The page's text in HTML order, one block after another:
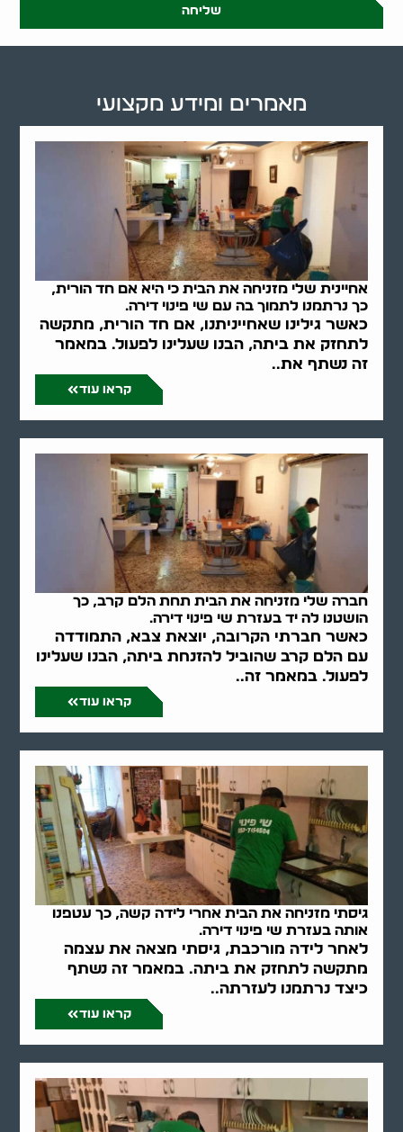
שליחה
אחיינית שלי מזניחה את הבית כי היא אם חד הורית,
כך נרתמנו לתמוך בה עם שי פינוי דירה.
כאשר גילינו שאחייניתנו, אם חד הורית, מתקשה
לתחזק את ביתה, הבנו שעלינו לפעול. במאמר
זה נשתף את..
קראו עוד
חברה שלי מזניחה את הבית תחת הלם קרב, כך
הושטנו לה יד בעזרת שי פינוי דירה.
כאשר חברתי הקרובה, יוצאת צבא, התמודדה
עם הלם קרב שהוביל להזנחת ביתה, הבנו שעלינו
לפעול. במאמר זה..
קראו עוד
גיסתי מזניחה את הבית אחרי לידה קשה, כך עטפנו
אותה בעזרת שי פינוי דירה.
לאחר לידה מורכבת, גיסתי מצאה את עצמה
מתקשה לתחזק את ביתה. במאמר זה נשתף
כיצד נרתמנו לעזרתה..
קראו עוד
מאמרים ומידע מקצועי